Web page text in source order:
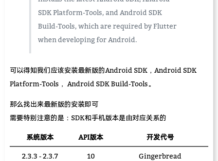
SDK Platform-Tools, and Android SDK
Build-Tools, which are required by Flutter
when developing for Android.
可以得知我们应该安装最新版的Android SDK，Android SDK
Platform-Tools， Android SDK Build-Tools。
那么找出来最新版的安装即可
需要特别注意的是：SDK和手机版本是由对应关系的
系统版本 API版本 开发代号
2.3.3 - 2.3.7 10 Gingerbread